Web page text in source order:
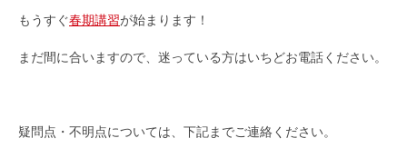
もうすぐ春期講習が始まります！
まだ間に合いますので、迷っている方はいちどお電話ください。
疑問点・不明点については、下記までご連絡ください。